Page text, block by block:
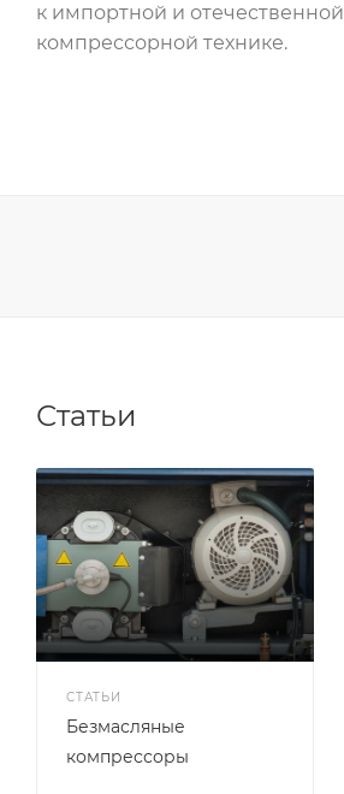
к импортной и отечественной
компрессорной технике.
Статьи
СТАТЬИ
Безмасляные
компрессоры